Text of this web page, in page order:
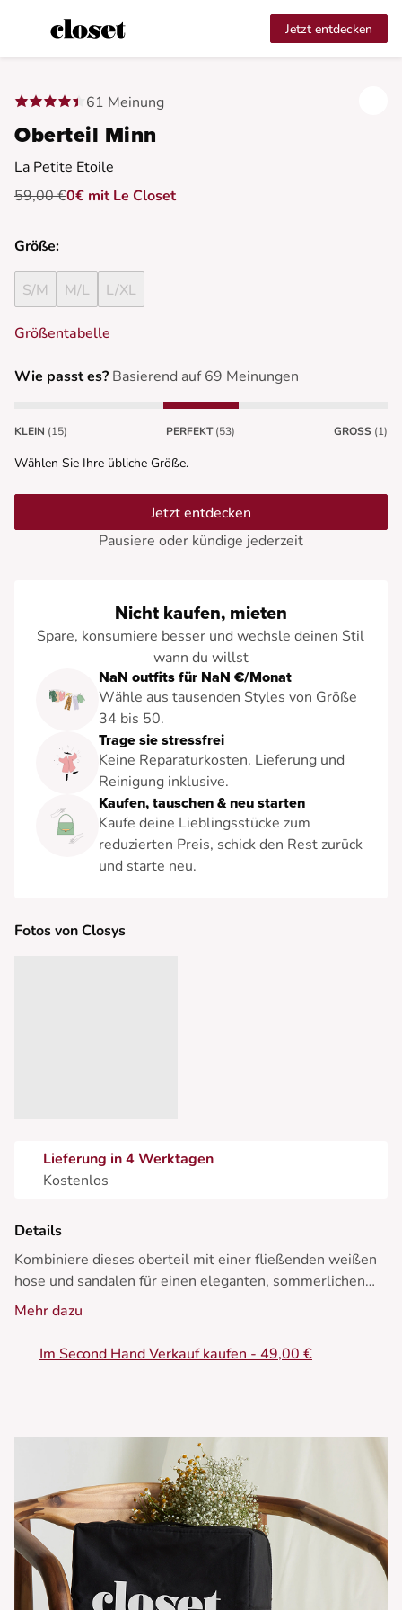
Jetzt entdecken
61 Meinung
Oberteil Minn
La Petite Etoile
59,00 €0€ mit Le Closet
Größe:
S/M M/L L/XL
Größentabelle
Wie passt es? Basierend auf 69 Meinungen
KLEIN (15) PERFEKT (53) GROSS (1)
Wählen Sie Ihre übliche Größe.
Jetzt entdecken
Pausiere oder kündige jederzeit
Nicht kaufen, mieten
Spare, konsumiere besser und wechsle deinen Stil
wann du willst
NaN outfits für NaN €/Monat
Wähle aus tausenden Styles von Größe
34 bis 50.
Trage sie stressfrei
Keine Reparaturkosten. Lieferung und
Reinigung inklusive.
Kaufen, tauschen & neu starten
Kaufe deine Lieblingsstücke zum
reduzierten Preis, schick den Rest zurück
und starte neu.
Fotos von Closys
Lieferung in 4 Werktagen
Kostenlos
Details
Kombiniere dieses oberteil mit einer fließenden weißen
hose und sandalen für einen eleganten, sommerlichen
Look.
• Ärmelloses Top
• Perfekt für den Sommer
Mehr dazu
Im Second Hand Verkauf kaufen - 49,00 €